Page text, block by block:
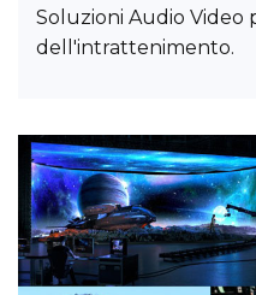
Soluzioni Audio Video
dell'intrattenimento.